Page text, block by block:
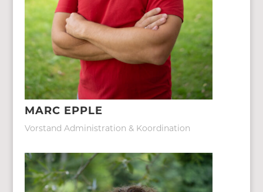
MARC EPPLE
Vorstand Administration & Koordination